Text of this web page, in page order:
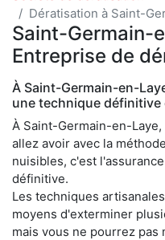
Dératisation à Saint-
Saint-Germain-
Entreprise de
À Saint-Germain-en-
une technique
À Saint-Germain-en-
allez avoir avec la
nuisibles, c'est
définitive.
Les techniques
moyens d'exterminer
mais vous ne pourrez